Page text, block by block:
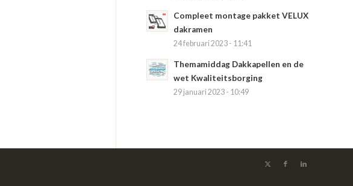
Compleet montage pakket VELUX
dakramen
24 februari 2023 - 11:41
Themamiddag Dakkapellen en de
wet Kwaliteitsborging
29 januari 2023 - 10:49